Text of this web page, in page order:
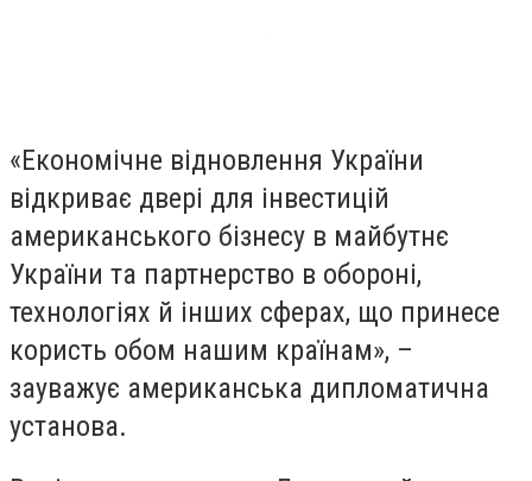
«Економічне відновлення України
відкриває двері для інвестицій
американського бізнесу в майбутнє
України та партнерство в обороні,
технологіях й інших сферах, що принесе
користь обом нашим країнам», –
зауважує американська дипломатична
установа.